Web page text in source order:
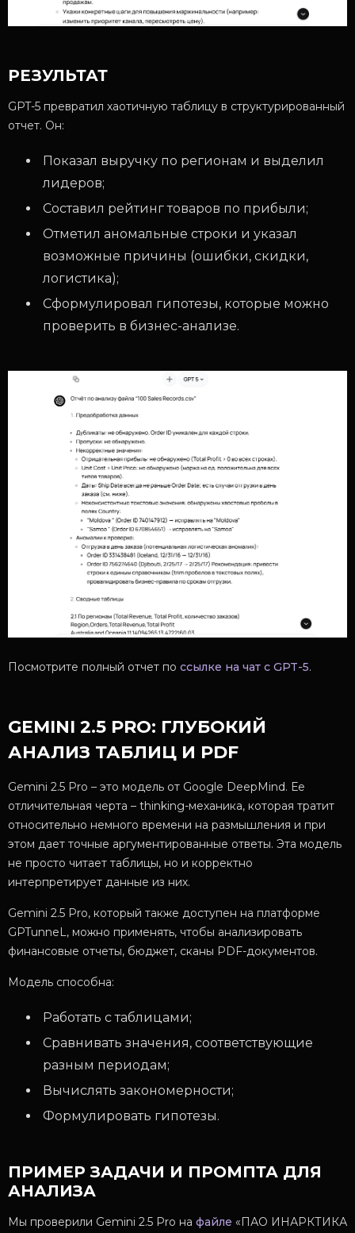
РЕЗУЛЬТАТ
GPT-5 превратил хаотичную таблицу в структурированный
отчет. Он:
Показал выручку по регионам и выделил
лидеров;
Составил рейтинг товаров по прибыли;
Отметил аномальные строки и указал
возможные причины (ошибки, скидки,
логистика);
Сформулировал гипотезы, которые можно
проверить в бизнес-анализе.
Посмотрите полный отчет по ссылке на чат с GPT-5.
GEMINI 2.5 PRO: ГЛУБОКИЙ
АНАЛИЗ ТАБЛИЦ И PDF
Gemini 2.5 Pro – это модель от Google DeepMind. Ее
отличительная черта – thinking-механика, которая тратит
относительно немного времени на размышления и при
этом дает точные аргументированные ответы. Эта модель
не просто читает таблицы, но и корректно
интерпретирует данные из них.
Gemini 2.5 Pro, который также доступен на платформе
GPTunneL, можно применять, чтобы анализировать
финансовые отчеты, бюджет, сканы PDF-документов.
Модель способна:
Работать с таблицами;
Сравнивать значения, соответствующие
разным периодам;
Вычислять закономерности;
Формулировать гипотезы.
ПРИМЕР ЗАДАЧИ И ПРОМПТА ДЛЯ
АНАЛИЗА
Мы проверили Gemini 2.5 Pro на файле «ПАО ИНАРКТИКА